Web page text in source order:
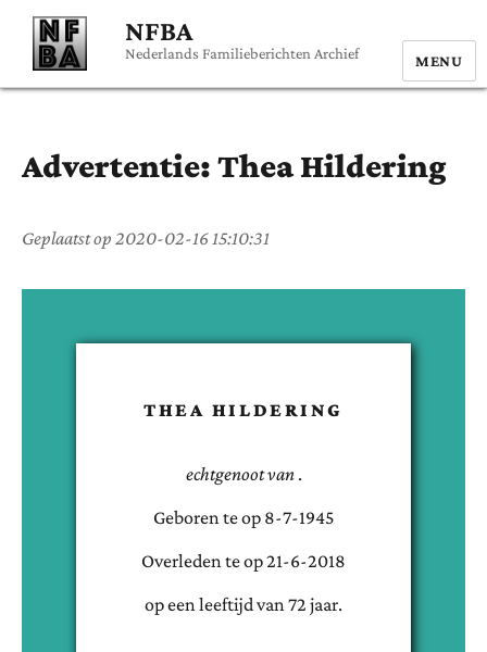
NFBA
Nederlands Familieberichten Archief MENU
Advertentie: Thea Hildering
Geplaatst op 2020-02-16 15:10:31
THEA HILDERING
echtgenoot van .
Geboren teop 8-7-1945
Overleden teop21-6-2018
op een leeftijd van 72 jaar.